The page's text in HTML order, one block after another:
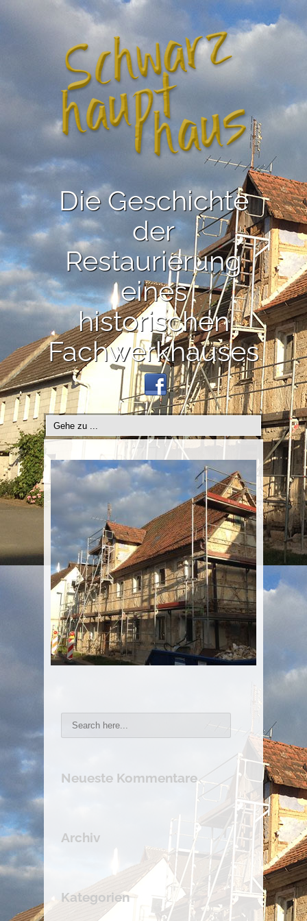
Die Geschichte
der
Restaurierung
eines
historischen
Fachwerkhauses
Neueste Kommentare
Archiv
Kategorien